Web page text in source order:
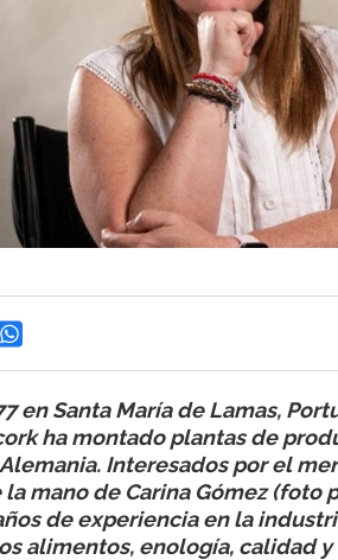
en Santa María de Lamas,
ha montado plantas de
Interesados por el
la mano de Carina Gómez
de experiencia en la
alimentos, enología, calidad y